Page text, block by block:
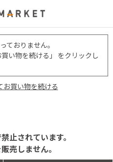
ておりません。
い物を続ける」 をクリックし
お買い物を続ける
止されています。
売しません。